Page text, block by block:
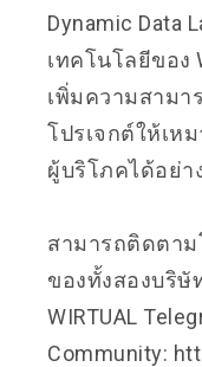
Dynamic Data
เทคโนโลยีของ
เพิ่มความสาม
โปรเจกต์ให้เห
ผู้บริโภคได้อย่า
สามารถติดตาม
ของทั้งสองบริษั
WIRTUAL
Community: